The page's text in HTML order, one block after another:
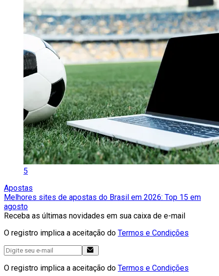
5
Apostas
Melhores sites de apostas do Brasil em 2026: Top 15 em
agosto
Receba as últimas novidades em sua caixa de e-mail
O registro implica a aceitação do Termos e Condições
O registro implica a aceitação do Termos e Condições